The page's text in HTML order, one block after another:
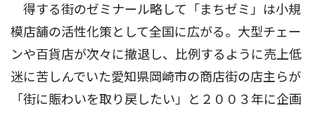
得する街のゼミナール略して「まちゼミ」は小規
模店舗の活性化策として全国に広がる。大型チェー
ンや百貨店が次々に撤退し、比例するように売上低
迷に苦しんでいた愛知県岡崎市の商店街の店主らが
「街に賑わいを取り戻したい」と２００３年に企画